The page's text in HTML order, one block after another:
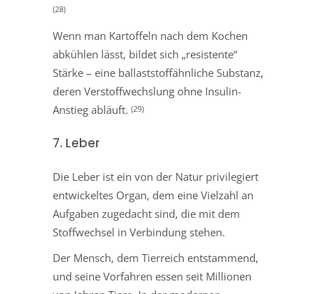
(28)
Wenn man Kartoffeln nach dem Kochen
abkühlen lässt, bildet sich „resistente“
Stärke – eine ballaststoffähnliche Substanz,
deren Verstoffwechslung ohne Insulin-
Anstieg abläuft. (29)
7. Leber
Die Leber ist ein von der Natur privilegiert
entwickeltes Organ, dem eine Vielzahl an
Aufgaben zugedacht sind, die mit dem
Stoffwechsel in Verbindung stehen.
Der Mensch, dem Tierreich entstammend,
und seine Vorfahren essen seit Millionen